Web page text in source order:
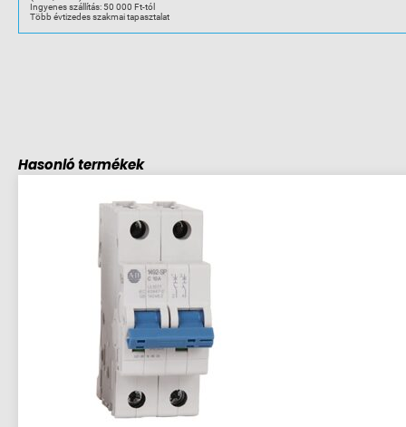
Ingyenes szállítás: 50 000 Ft-tól
Több évtizedes szakmai tapasztalat
Hasonló termékek